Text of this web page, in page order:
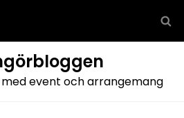
event och arrangemang